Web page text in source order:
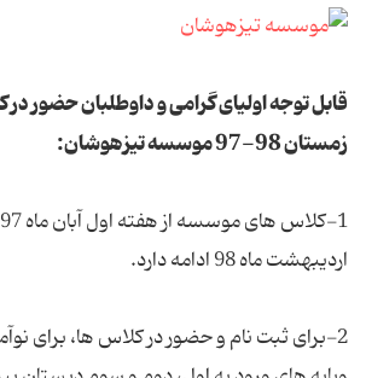
قابل توجه اولیای گرامی و داوطلبان حضور در
زمستان 98-97 موسسه تیزهوشان:
اردیبهشت ماه 98 ادامه دارد.
2-برای ثبت نام و حضور در کلاس ها، برای